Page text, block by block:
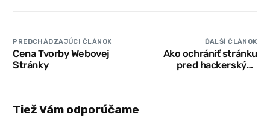
PREDCHÁDZAJÚCI ČLÁNOK
Cena Tvorby Webovej
Stránky
ĎALŠÍ ČLÁNOK
Ako ochrániť stránku
pred hackerskými
Tiež Vám odporúčame